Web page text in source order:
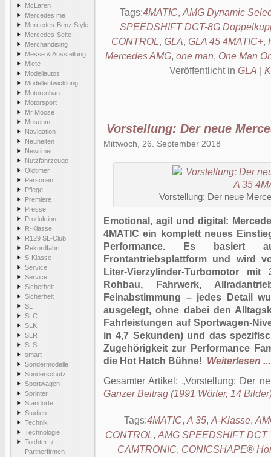
McLaren
Mercedes me
Mercedes-Benz Style
Mercedes-Seite
Merchandising
Messe & Ausstellung
Miete
Modellautos
Modellentwicklung
Motorenbau
Motorsport
Mr Moose
Museum
Navigation
Neuheiten
Newtimer
Nutzfahrzeuge
Oldtimer
Personen
Pflege
Premiere
Presse
Produktion
R-Klasse
R129 SL-Club
Rekordfahrt
S-Klasse
Service
Service
Sicherheit
Sicherheit
SL
SLC
SLK
SLR
SLS
smart
Sondermodelle
Sonderschutz
Sportwagen
Sprinter
Standorte
Studien
Technik
Technologie
Tochter- /
Partnerfirmen
Tags:4MATIC, AMG Dynamic
SPEEDSHIFT DCT-8G
CONTROL, GLA, GLA 45 4MATIC+,
Mercedes AMG, one man, One Man
Veröffentlicht in GLA
Vorstellung: Der neue
Mittwoch, 26. September 2018
Vorstellung: Der neue
Emotional, agil und digital:
4MATIC ein komplett neues
Performance. Es basiert
Frontantriebsplattform und wird
Liter-Vierzylinder-Turbomotor
Rohbau, Fahrwerk,
Feinabstimmung – jedes Detail
ausgelegt, ohne dabei den
Fahrleistungen auf Sportwagen-
in 4,7 Sekunden) und das
Zugehörigkeit zur Performance
die Hot Hatch Bühne! Weiterlesen ...
Gesamter Artikel:
Vorstellung: Der
Ganzer Beitrag (1991 Wörter, 14
Tags:4MATIC, A 35, A-Klasse,
CONTROL, AMG SPEEDSHIFT
CAMTRONIC, CONICSHAPE®